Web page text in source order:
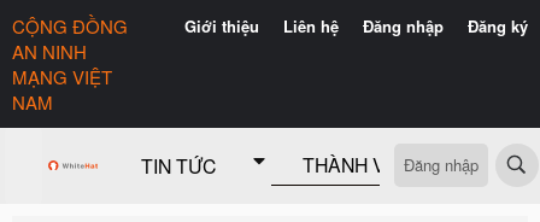
Giới thiệu Liên hệ Đăng nhập Đăng ký
CỘNG ĐỒNG
AN NINH
MẠNG VIỆT
NAM
TIN TỨC THÀNH VIÊN CÓ
Đăng nhập